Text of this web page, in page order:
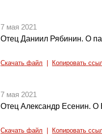
7 мая 2021
Отец Даниил Рябинин. О
Скачать файл Копировать
7 мая 2021
Отец Александр Есенин. О
Скачать файл Копировать